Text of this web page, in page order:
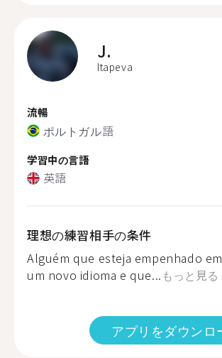
J.
Itapeva
流暢
ポルトガル語
学習中の言語
英語
理想の練習相手の条件
Alguém que esteja empenhado
um novo idioma e que... もっと見る
アプリをダウンロ